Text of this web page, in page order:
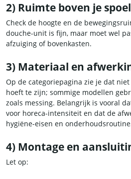
2) Ruimte boven je
Check de hoogte en de
douche-unit is fijn, maar moet wel
afzuiging of bovenkasten.
3) Materiaal en
Op de categoriepagina zie je dat niet
hoeft te zijn; sommige modellen
zoals messing. Belangrijk is vooral
voor horeca-intensiteit en dat de
hygiëne-eisen en
4) Montage en
Let op: